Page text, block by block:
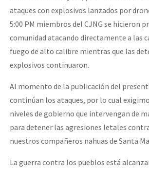
ataques con explosivos lanzados por
5:00 PM miembros del CJNG se hicieron
comunidad atacando directamente a las
fuego de alto calibre mientras que las
explosivos continuaron.
Al momento de la publicación del
continúan los ataques, por lo cual
niveles de gobierno que intervengan de
para detener las agresiones letales
nuestros compañeros nahuas de Santa
La guerra contra los pueblos está